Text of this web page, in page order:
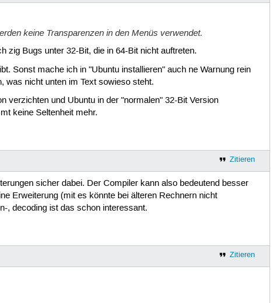
keine Transparenzen in den Menüs verwendet.
zig Bugs unter 32-Bit, die in 64-Bit nicht auftreten.
Sonst mache ich in "Ubuntu installieren" auch ne Warnung rein
was nicht unten im Text sowieso steht.
verzichten und Ubuntu in der "normalen" 32-Bit Version
keine Seltenheit mehr.
Zitieren
sicher dabei. Der Compiler kann also bedeutend besser
Erweiterung (mit es könnte bei älteren Rechnern nicht
, decoding ist das schon interessant.
Zitieren